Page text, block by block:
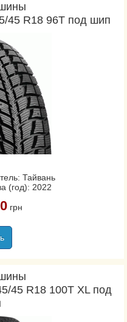
45 R18 96T под шип
Тайвань
(год): 2022
грн
45 R18 100T XL под